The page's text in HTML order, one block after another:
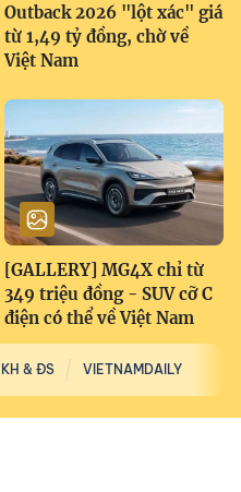
Outback 2026 "lột xác" giá
từ 1,49 tỷ đồng, chờ về
Việt Nam
[GALLERY] MG4X chỉ từ
349 triệu đồng - SUV cỡ C
điện có thể về Việt Nam
KH & ĐS VIETNAMDAILY